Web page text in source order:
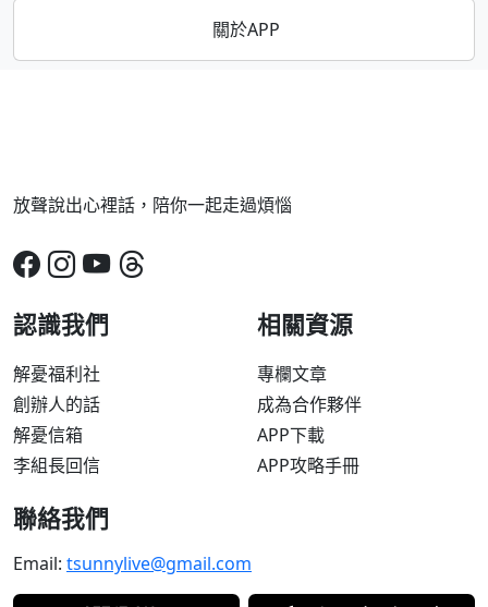
關於APP
放聲說出心裡話，陪你一起走過煩惱
認識我們
解憂福利社
創辦人的話
解憂信箱
李組長回信
相關資源
專欄文章
成為合作夥伴
APP下載
APP攻略手冊
聯絡我們
Email: tsunnylive@gmail.com